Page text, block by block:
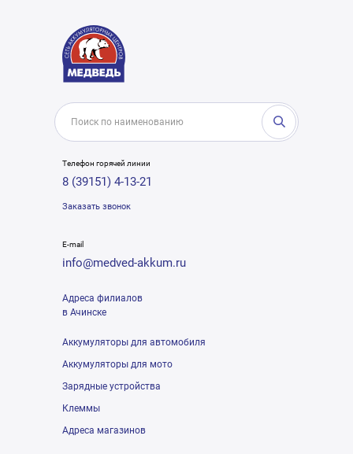
Телефон горячей линии
8 (39151) 4-13-21
Заказать звонок
E-mail
info@medved-akkum.ru
Адреса филиалов
в Ачинске
Аккумуляторы для автомобиля
Аккумуляторы для мото
Зарядные устройства
Клеммы
Адреса магазинов